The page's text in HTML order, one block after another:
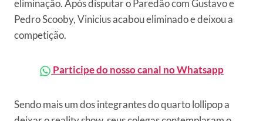
eliminação. Após disputar o Paredão com Gustavo e
Pedro Scooby, Vinicius acabou eliminado e deixou a
competição.
Participe do nosso canal no Whatsapp
Sendo mais um dos integrantes do quarto lollipop a